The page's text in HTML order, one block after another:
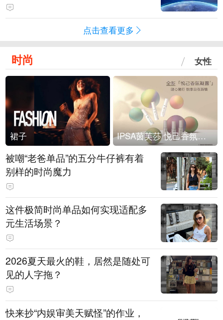
点击查看更多
时尚 女性
裙子 IPSA茵芙莎 悦己香氛凝露上市
被嘲“老爸单品”的五分牛仔裤有着
别样的时尚魔力
这件极简时尚单品如何实现适配多
元生活场景？
2026夏天最火的鞋，居然是随处可
见的人字拖？
快来抄“内娱审美天赋怪”的作业，